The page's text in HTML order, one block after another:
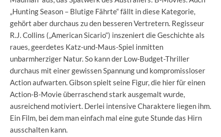
„Hunting Season – Blutige Fährte“ fällt in diese Kategorie,
gehört aber durchaus zu den besseren Vertretern. Regisseur
R.J. Collins („American Sicario“) inszeniert die Geschichte als
raues, geerdetes Katz-und-Maus-Spiel inmitten
unbarmherziger Natur. So kann der Low-Budget-Thriller
durchaus mit einer gewissen Spannung und kompromissloser
Action aufwarten. Gibson spielt seine Figur, die hier für einen
Action-B-Movie überraschend stark ausgemalt wurde,
ausreichend motiviert. Derlei intensive Charaktere liegen ihm.
Ein Film, bei dem man einfach mal eine gute Stunde das Hirn
ausschalten kann.